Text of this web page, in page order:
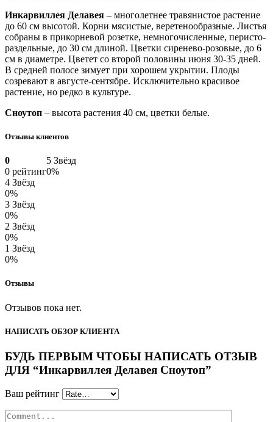
Инкарвиллея Делавея – многолетнее травянистое растение
до 60 см высотой. Корни мясистые, веретенообразные. Листья
собраны в прикорневой розетке, немногочисленные, перисто-
раздельные, до 30 см длиной. Цветки сиренево-розовые, до 6
см в диаметре. Цветет со второй половины июня 30-35 дней.
В средней полосе зимует при хорошем укрытии. Плоды
созревают в августе-сентябре. Исключительно красивое
растение, но редко в культуре.
Сноутоп – высота растения 40 см, цветки белые.
Отзывы клиентов
0
0 рейтинг
5 Звёзд
0%
4 Звёзд
0%
3 Звёзд
0%
2 Звёзд
0%
1 Звёзд
0%
Отзывы
Отзывов пока нет.
НАПИСАТЬ ОБЗОР КЛИЕНТА
БУДЬ ПЕРВЫМ ЧТОБЫ НАПИСАТЬ ОТЗЫВ
ДЛЯ “Инкарвиллея Делавея Сноутоп”
Ваш рейтинг